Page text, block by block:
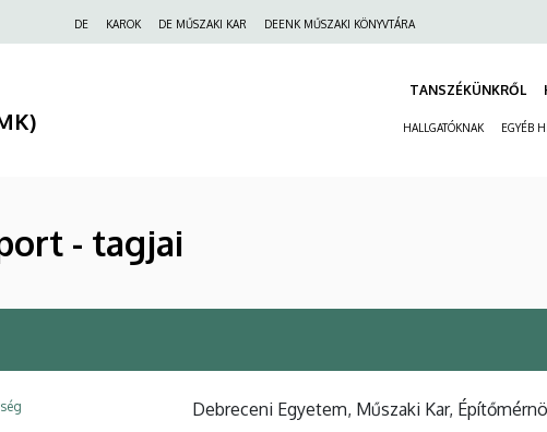
Felső
DE KAROK DE MŰSZAKI KAR DEENK MŰSZAKI KÖNYVTÁRA
TANSZÉKÜNKRŐL
HALLGATÓKNAK EGYÉB
- tagjai
Debreceni Egyetem, Műszaki Kar,